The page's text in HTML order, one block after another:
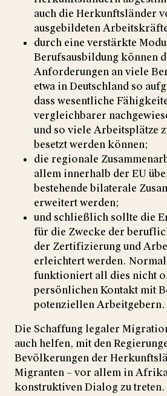
auch die Herkunfts­länder
ausgebildeten
durch eine verstärkte
Berufsausbildung können
Anforde­rungen an viele
etwa in Deutschland so
dass wesentliche
vergleichbarer
und so viele Arbeitsplätze
besetzt werden können;
die regionale
allem innerhalb der EU
bestehende bila­terale
erweitert werden;
und schließlich sollte die
für die Zwecke der
der Zertifi­zierung und
erleichtert werden.
funktioniert all dies nicht
persönlichen Kontakt mit
potenziellen Arbeitgebern.
Die Schaffung legaler
auch helfen, mit den
Bevölkerungen der
Migranten – vor allem in
konstruktiven Dialog zu treten.